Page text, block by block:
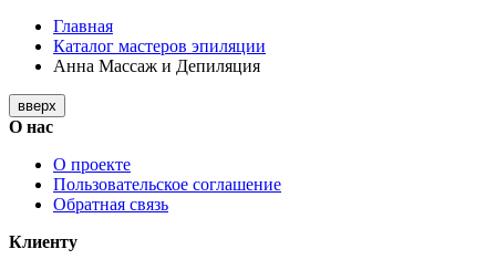
Главная
Каталог мастеров эпиляции
Анна Массаж и Депиляция
вверх
О нас
О проекте
Пользовательское соглашение
Обратная связь
Клиенту